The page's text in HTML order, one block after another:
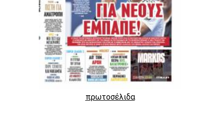
πρωτοσέλιδα